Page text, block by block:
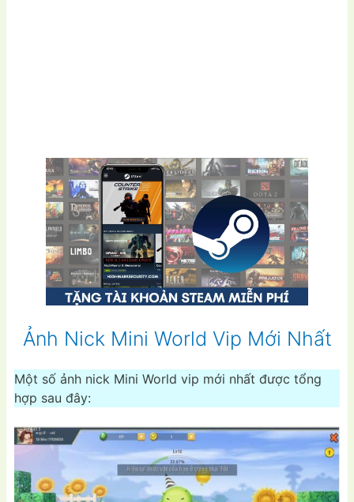
Ảnh Nick Mini World Vip Mới Nhất
Một số ảnh nick Mini World vip mới nhất được tổng
hợp sau đây: